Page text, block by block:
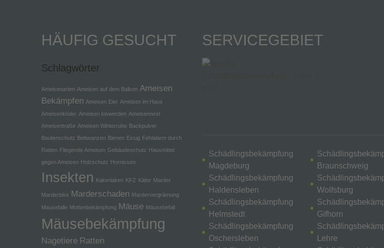
HÄUFIG GESUCHT
Schlagwörter
Ameisenarten Ameisen auf dem Balkon Ameisen
Bekämpfen Ameisen Eier Ameisen im Haus
Ameisenköder Ameisen loswerden Ameisennest
Ameisentraße Ameisen Winterruhe Backpulver
Bautenschutz Bettwanzen Bienen Essig Fehlalarm durch
Ratten Fliegende Ameisen Gebäudeschutz Hausmittel
gegen Ameisen Holzschutz Hornissen
Insekten Kakerlaken KFZ Käfer Marder
Marderbiss Marderschaden Mardervergrämung
Mausefalle Mottenbekämpfung Mäuse Mäusebefall
Mäusebekämpfung
Nagetiere Ratten
SERVICEGEBIET
Schädlingsbekämpfung
Magdeburg
Schädlingsbekämpfung
Haldensleben
Schädlingsbekämpfung
Helmstedt
Schädlingsbekämpfung
Oschersleben
Braunschweig
Wolfsburg
Gifhorn
Lehre